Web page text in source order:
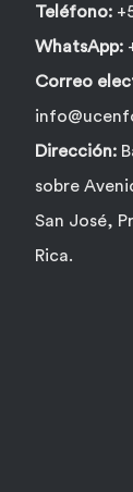
Teléfono:
WhatsApp:
Correo
Dirección:
sobre
San José,
Rica.